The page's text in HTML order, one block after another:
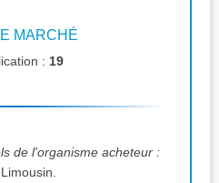
MARCHÉ
: 19
de l'organisme acheteur :